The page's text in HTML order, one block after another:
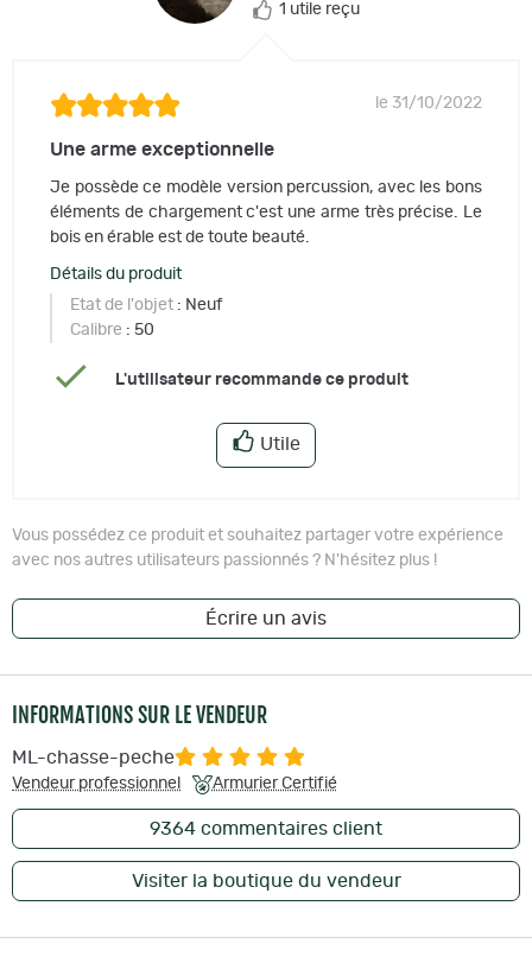
1 utile reçu
le 31/10/2022
Une arme exceptionnelle
Je possède ce modèle version percussion, avec les bons
éléments de chargement c'est une arme très précise. Le
bois en érable est de toute beauté.
Détails du produit
Etat de l'objet : Neuf
Calibre : 50
L'utilisateur recommande ce produit
Utile
Vous possédez ce produit et souhaitez partager votre expérience
avec nos autres utilisateurs passionnés ? N'hésitez plus !
Écrire un avis
INFORMATIONS SUR LE VENDEUR
ML-chasse-peche
Vendeur professionnel Armurier Certifié
9364 commentaires client
Visiter la boutique du vendeur